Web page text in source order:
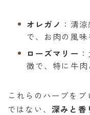
オレガノ ：清
で、お肉の風味
ローズマリー
徴で、特に牛肉
これらのハーブを
ではない、 深みと香